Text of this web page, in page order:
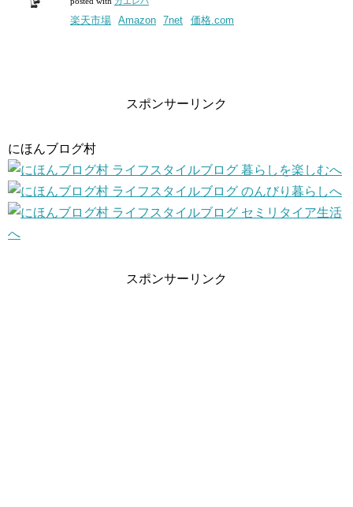
楽天市場 Amazon 7net 価格.com
スポンサーリンク
にほんブログ村
スポンサーリンク